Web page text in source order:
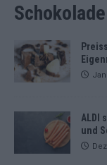
Schokolade
ALDI
und